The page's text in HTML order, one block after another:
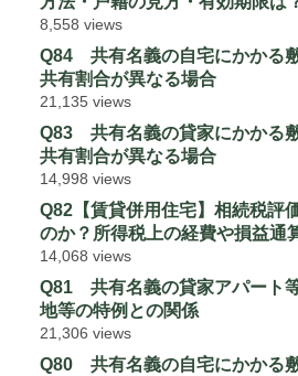
8,558 views
Q84 共有名義の自宅にかかる
共有割合が異なる場合
21,135 views
Q83 共有名義の貸家にかかる
共有割合が異なる場合
14,998 views
Q82【賃貸併用住宅】相続税評
のか？所得税上の経費や損益通
14,068 views
Q81 共有名義の貸家アパート
地等の特例との関係
21,306 views
Q80 共有名義の自宅にかかる